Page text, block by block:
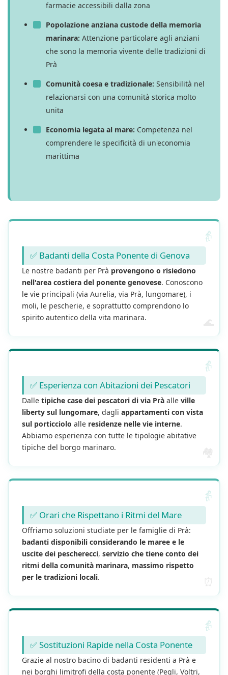
farmacie accessibili dalla zona
Popolazione anziana custode della memoria
marinara: Attenzione particolare agli anziani
che sono la memoria vivente delle tradizioni di
Prà
Comunità coesa e tradizionale: Sensibilità nel
relazionarsi con una comunità storica molto
unita
Economia legata al mare: Competenza nel
comprendere le specificità di un'economia
marittima
✅ Badanti della Costa Ponente di Genova
Le nostre badanti per Prà provengono o risiedono
nell'area costiera del ponente genovese. Conoscono
le vie principali (via Aurelia, via Prà, lungomare), i
moli, le pescherie, e soprattutto comprendono lo
spirito autentico della vita marinara.
✅ Esperienza con Abitazioni dei Pescatori
Dalle tipiche case dei pescatori di via Prà alle ville
liberty sul lungomare, dagli appartamenti con vista
sul porticciolo alle residenze nelle vie interne.
Abbiamo esperienza con tutte le tipologie abitative
tipiche del borgo marinaro.
✅ Orari che Rispettano i Ritmi del Mare
Offriamo soluzioni studiate per le famiglie di Prà:
badanti disponibili considerando le maree e le
uscite dei pescherecci, servizio che tiene conto dei
ritmi della comunità marinara, massimo rispetto
per le tradizioni locali.
✅ Sostituzioni Rapide nella Costa Ponente
Grazie al nostro bacino di badanti residenti a Prà e
nei borghi limitrofi della costa ponente (Pegli, Voltri,